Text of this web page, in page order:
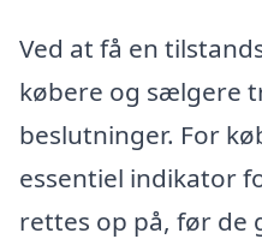
Ved at få en
købere og sælgere
beslutninger. For
essentiel indikator
rettes op på, før de